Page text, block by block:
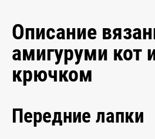
Описание
амигуруми кот
крючком
Передние лапки